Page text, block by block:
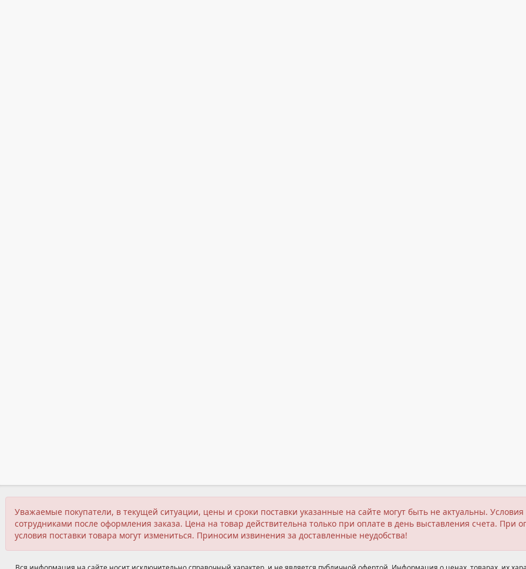
Уважаемые покупатели, в текущей ситуации, цены и сроки поставки указанные на сайте могут быть не актуальны.
сотрудниками после оформления заказа. Цена на товар действительна только при оплате в день выставления счета.
условия поставки товара могут измениться. Приносим извинения за доставленные неудобства!